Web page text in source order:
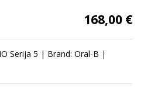
168,00 €
Serija 5 | Brand: Oral-B |